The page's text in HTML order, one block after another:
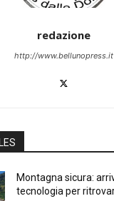
redazione
http://www.bellunopress.it
Montagna sicura:
tecnologia per